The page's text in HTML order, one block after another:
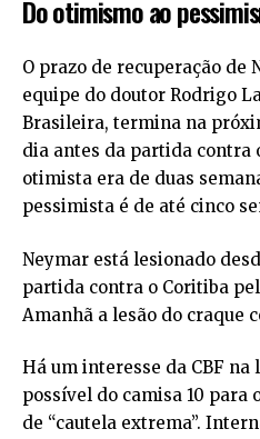
Do otimismo ao
O prazo de recuperação de
equipe do doutor Rodrigo
Brasileira, termina na
dia antes da partida contra
otimista era de duas
pessimista é de até cinco
Neymar está lesionado
partida contra o Coritiba
Amanhã a lesão do craque
Há um interesse da CBF
possível do camisa 10 para
de “cautela extrema”.